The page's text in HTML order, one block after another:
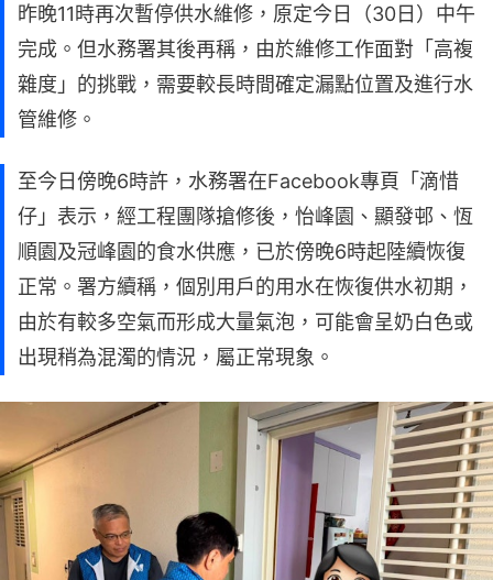
昨晚11時再次暫停供水維修，原定今日（30日）中午
完成。但水務署其後再稱，由於維修工作面對「高複
雜度」的挑戰，需要較長時間確定漏點位置及進行水
管維修。
至今日傍晚6時許，水務署在Facebook專頁「滴惜
仔」表示，經工程團隊搶修後，怡峰園、顯發邨、恆
順園及冠峰園的食水供應，已於傍晚6時起陸續恢復
正常。署方續稱，個別用戶的用水在恢復供水初期，
由於有較多空氣而形成大量氣泡，可能會呈奶白色或
出現稍為混濁的情況，屬正常現象。